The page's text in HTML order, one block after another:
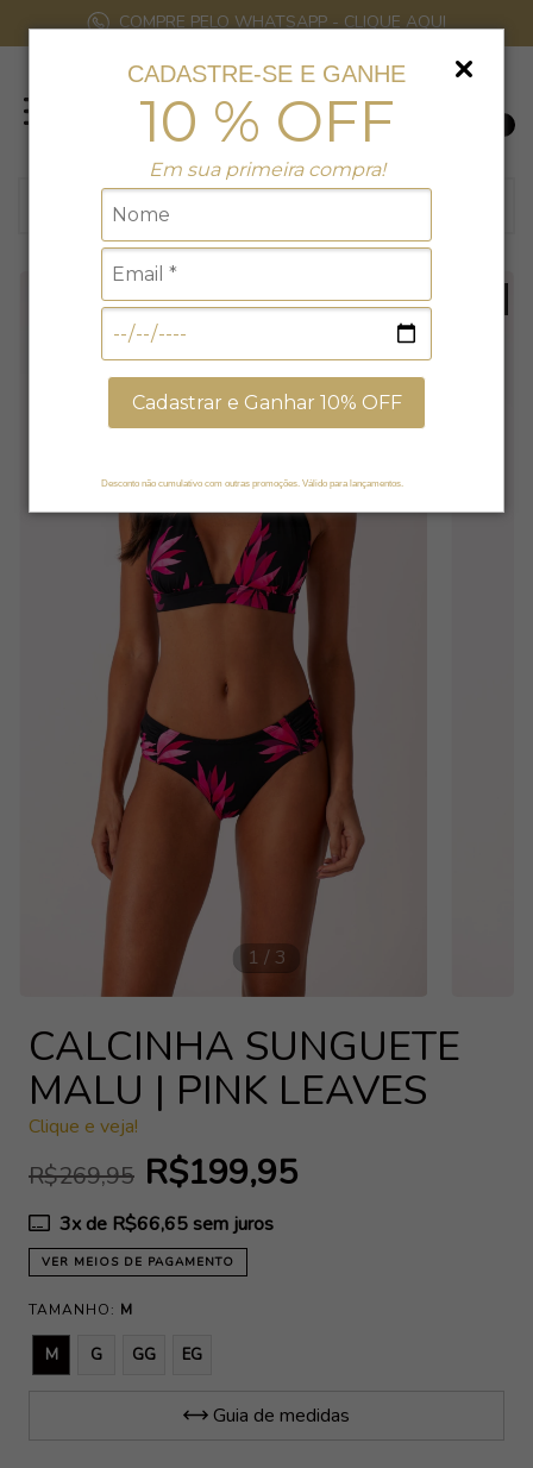
CADASTRE-SE E GANHE
10 % OFF
Em sua primeira compra!
Cadastrar e Ganhar 10% OFF
Desconto não cumulativo com outras promoções. Válido para lançamentos.
COMPRE PELO WHATSAPP - CLIQUE AQUI
26% EXCLUSIVO NO SITE
1 / 3
CALCINHA SUNGUETE
MALU | PINK LEAVES
Clique e veja!
R$269,95 R$199,95
3x de R$66,65 sem juros
VER MEIOS DE PAGAMENTO
TAMANHO: M
M G GG EG
Guia de medidas